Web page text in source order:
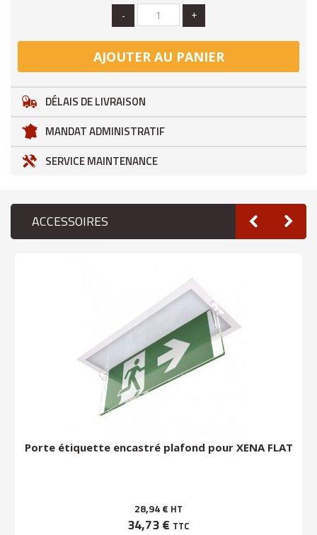
- +
AJOUTER AU PANIER
DÉLAIS DE LIVRAISON
MANDAT ADMINISTRATIF
SERVICE MAINTENANCE
ACCESSOIRES
Porte étiquette encastré plafond pour XENA FLAT
28,94 € HT
34,73 € TTC